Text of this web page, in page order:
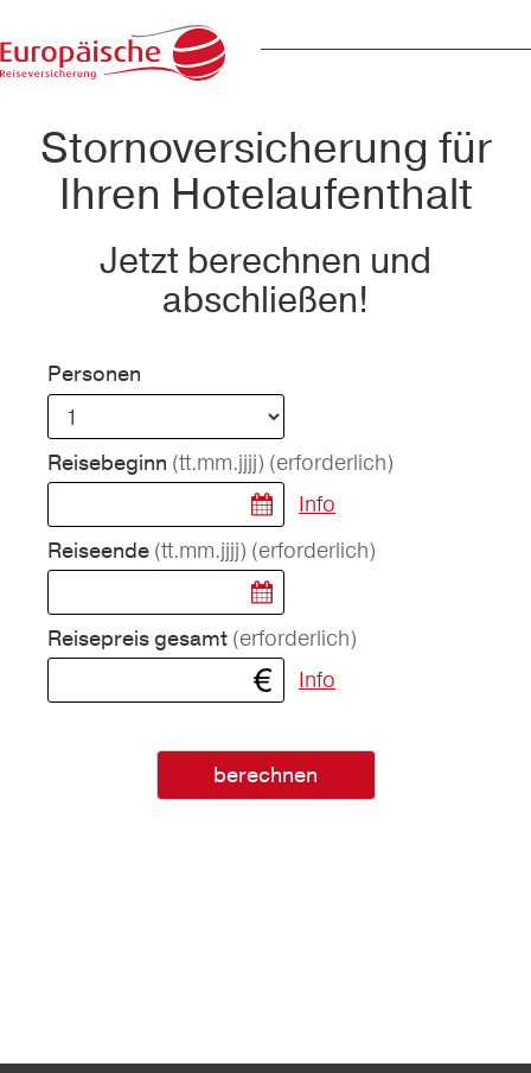
Stornoversicherung für
Ihren Hotelaufenthalt
Jetzt berechnen und
abschließen!
Personen
Reisebeginn (tt.mm.jjjj) (erforderlich)
Info
Reiseende (tt.mm.jjjj) (erforderlich)
Reisepreis gesamt (erforderlich)
Info
berechnen